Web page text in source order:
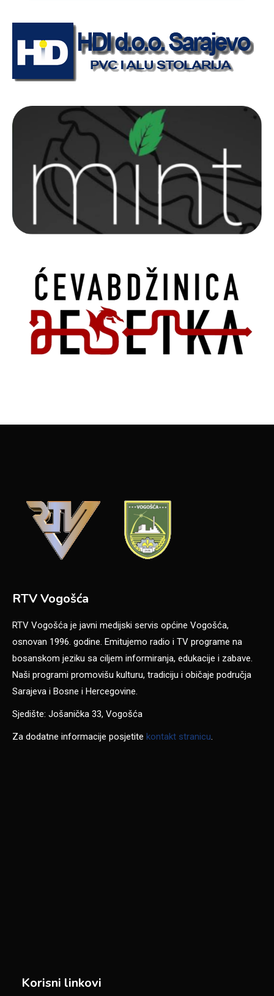
RTV Vogošća
RTV Vogošća je javni medijski servis općine Vogošća,
osnovan 1996. godine. Emitujemo radio i TV programe na
bosanskom jeziku sa ciljem informiranja, edukacije i zabave.
Naši programi promovišu kulturu, tradiciju i običaje područja
Sarajeva i Bosne i Hercegovine.
Sjedište: Jošanička 33, Vogošća
Za dodatne informacije posjetite kontakt stranicu.
Korisni linkovi